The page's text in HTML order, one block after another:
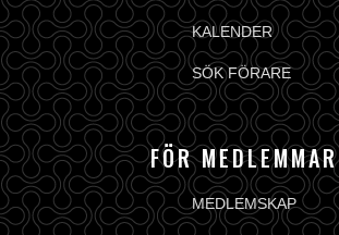
KALENDER
SÖK FÖRARE
FÖR MEDLEMMAR
MEDLEMSKAP